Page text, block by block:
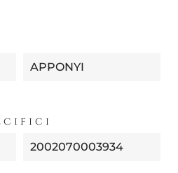
APPONYI
2002070003934